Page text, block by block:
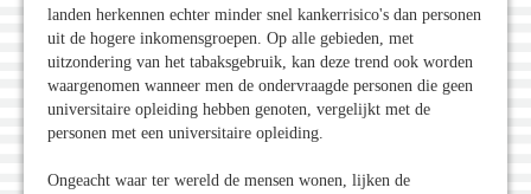
landen herkennen echter minder snel kankerrisico's dan personen
uit de hogere inkomensgroepen. Op alle gebieden, met
uitzondering van het tabaksgebruik, kan deze trend ook worden
waargenomen wanneer men de ondervraagde personen die geen
universitaire opleiding hebben genoten, vergelijkt met de
personen met een universitaire opleiding.
Ongeacht waar ter wereld de mensen wonen, lijken de